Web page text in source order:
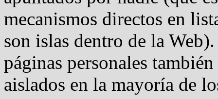
mecanismos directos en
son islas dentro de la
páginas personales
aislados en la mayoría de